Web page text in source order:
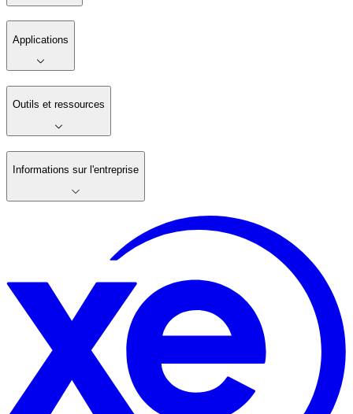
Applications
Outils et ressources
Informations sur l'entreprise